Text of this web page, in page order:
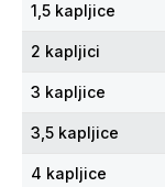
1,5 kapljice
2 kapljici
3 kapljice
3,5 kapljice
4 kapljice